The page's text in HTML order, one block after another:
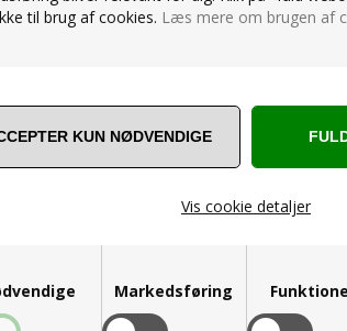
til brug af cookies. Læs mere om brugen af
Vis cookie detaljer
Markedsføring
279,00 DKK